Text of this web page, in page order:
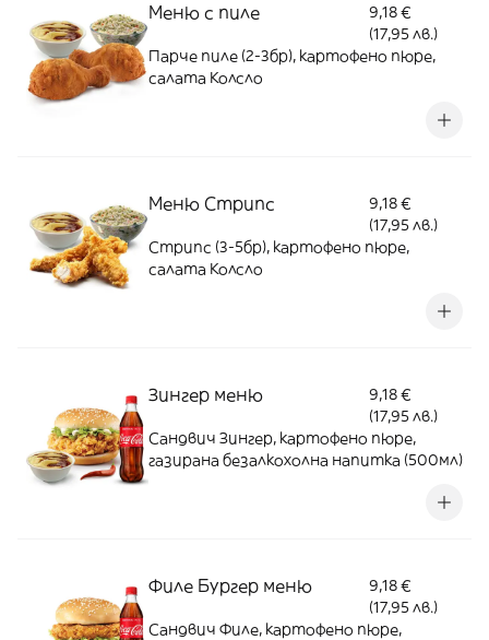
Меню с пиле
9,18 €
(17,95 лв.)
Парче пиле (2-3бр), картофено пюре,
салата Колсло
Меню Стрипс
9,18 €
(17,95 лв.)
Стрипс (3-5бр), картофено пюре,
салата Колсло
Зингер меню
9,18 €
(17,95 лв.)
Сандвич Зингер, картофено пюре,
газирана безалкохолна напитка (500мл)
Филе Бургер меню
9,18 €
(17,95 лв.)
Сандвич Филе, картофено пюре,